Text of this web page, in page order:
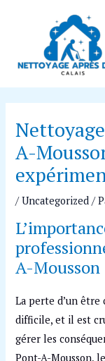
A-
/Uncategorized /
A-Mousson
La perte d’un
difficile, et il est
gérer les
Pont-A-Mousson,